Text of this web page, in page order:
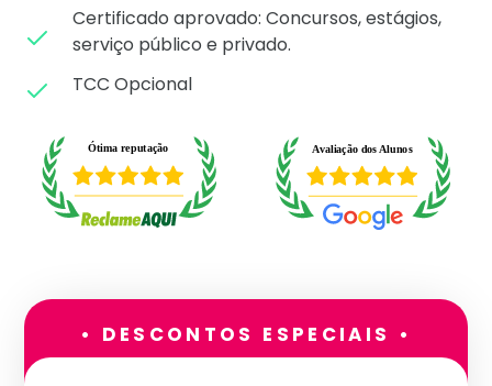
Certificado aprovado: Concursos, estágios,
serviço público e privado.
TCC Opcional
• DESCONTOS ESPECIAIS •